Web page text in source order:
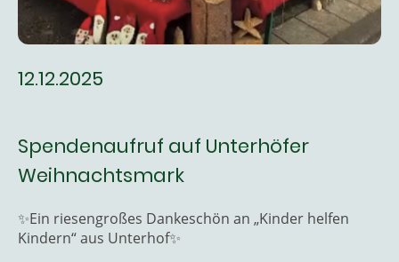
12.12.2025
Spendenaufruf auf Unterhöfer
Weihnachtsmark
✨Ein riesengroßes Dankeschön an „Kinder helfen
Kindern“ aus Unterhof✨